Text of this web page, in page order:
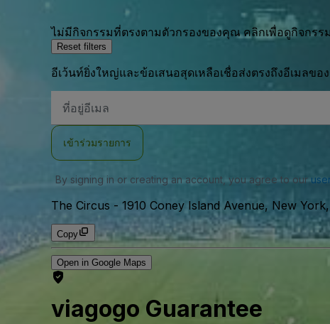
ไม่มีกิจกรรมที่ตรงตามตัวกรองของคุณ คลิกเพื่อดูกิจกรร
Reset filters
อีเว้นท์ยิ่งใหญ่และข้อเสนอสุดเหลือเชื่อส่งตรงถึงอีเมลขอ
อยู่
เข้าร่วมรายการ
By signing in or creating an account, you agree to our
The Circus - 1910 Coney Island Avenue, New
Copy
Open in Google Maps
viagogo Guarantee